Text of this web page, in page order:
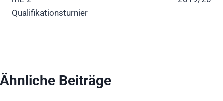
Qualifikationsturnier
Ähnliche Beiträge